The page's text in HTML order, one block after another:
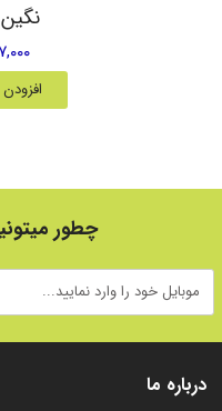
۱۴۷,۰۰۰
درباره ما
چطور